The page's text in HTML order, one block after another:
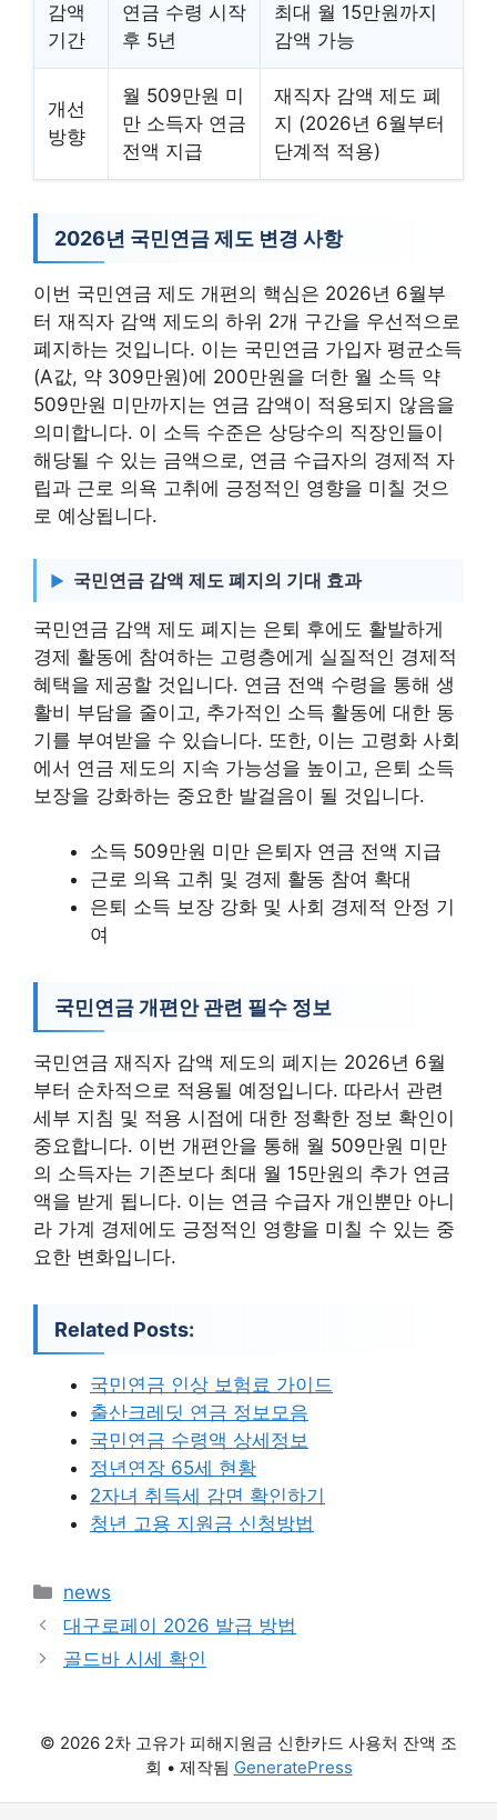
감액
기간
연금 수령 시작
후 5년
최대 월 15만원까지
감액 가능
개선
방향
월 509만원 미
만 소득자 연금
전액 지급
재직자 감액 제도 폐
지 (2026년 6월부터
단계적 적용)
2026년 국민연금 제도 변경 사항
이번 국민연금 제도 개편의 핵심은 2026년 6월부
터 재직자 감액 제도의 하위 2개 구간을 우선적으로
폐지하는 것입니다. 이는 국민연금 가입자 평균소득
(A값, 약 309만원)에 200만원을 더한 월 소득 약
509만원 미만까지는 연금 감액이 적용되지 않음을
의미합니다. 이 소득 수준은 상당수의 직장인들이
해당될 수 있는 금액으로, 연금 수급자의 경제적 자
립과 근로 의욕 고취에 긍정적인 영향을 미칠 것으
로 예상됩니다.
국민연금 감액 제도 폐지의 기대 효과
국민연금 감액 제도 폐지는 은퇴 후에도 활발하게
경제 활동에 참여하는 고령층에게 실질적인 경제적
혜택을 제공할 것입니다. 연금 전액 수령을 통해 생
활비 부담을 줄이고, 추가적인 소득 활동에 대한 동
기를 부여받을 수 있습니다. 또한, 이는 고령화 사회
에서 연금 제도의 지속 가능성을 높이고, 은퇴 소득
보장을 강화하는 중요한 발걸음이 될 것입니다.
소득 509만원 미만 은퇴자 연금 전액 지급
근로 의욕 고취 및 경제 활동 참여 확대
은퇴 소득 보장 강화 및 사회 경제적 안정 기
여
국민연금 개편안 관련 필수 정보
국민연금 재직자 감액 제도의 폐지는 2026년 6월
부터 순차적으로 적용될 예정입니다. 따라서 관련
세부 지침 및 적용 시점에 대한 정확한 정보 확인이
중요합니다. 이번 개편안을 통해 월 509만원 미만
의 소득자는 기존보다 최대 월 15만원의 추가 연금
액을 받게 됩니다. 이는 연금 수급자 개인뿐만 아니
라 가계 경제에도 긍정적인 영향을 미칠 수 있는 중
요한 변화입니다.
Related Posts:
국민연금 인상 보험료 가이드
출산크레딧 연금 정보모음
국민연금 수령액 상세정보
정년연장 65세 현황
2자녀 취득세 감면 확인하기
청년 고용 지원금 신청방법
카
테
리
news
대구로페이 2026 발급 방법
골드바 시세 확인
© 2026 2차 고유가 피해지원금 신한카드 사용처 잔액 조
회 • 제작됨 GeneratePress